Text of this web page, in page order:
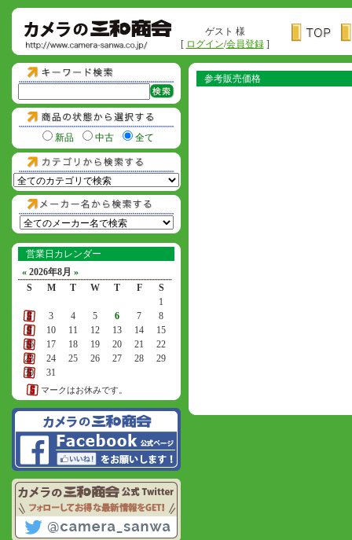
ゲスト 様
[ ログイン/会員登録]
新品 中古 全て
営業日カレンダー
« 2026年8月 »
S
M T W T F
S
1
2
3 4 5 6 7
8
9
10 11 12 13 14
15
16
17 18 19 20 21
22
23
24 25 26 27 28
29
30
31
マークはお休みです。
参考販売価格